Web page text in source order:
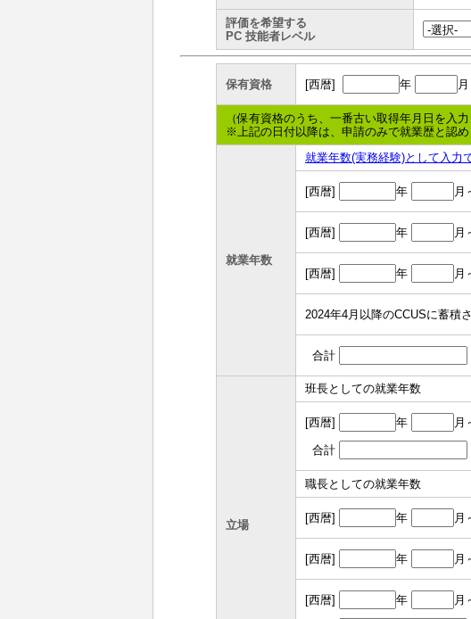
評価を希望する
PC 技能者レベル
保有資格 [西暦] 年 月
（保有資格のうち、一番古い取得年月日を入力
※上記の日付以降は、申請のみで就業歴と認め
就業年数
就業年数(実務経験)として入力
[西暦] 年 月
[西暦] 年 月
[西暦] 年 月
2024年4月以降のCCUSに蓄積
合計
立場
班長としての就業年数
[西暦] 年 月
合計
職長としての就業年数
[西暦] 年 月
[西暦] 年 月
[西暦] 年 月